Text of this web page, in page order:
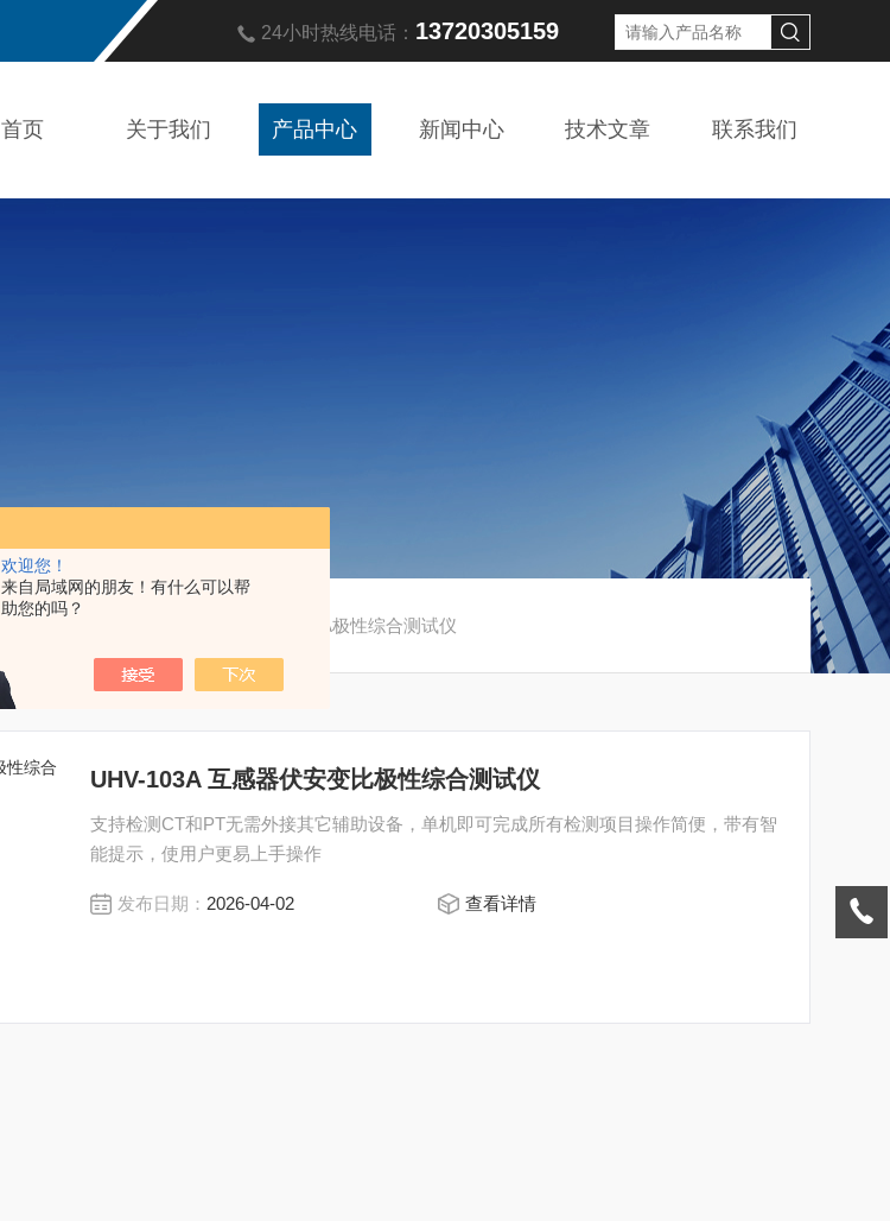
欢迎您！
来自局域网的朋友！有什么可以帮
助您的吗？
24小时热线电话： 13720305159
首页 关于我们 产品中心 新闻中心 技术文章 联系我们
UHV-103A极性综合测试仪
UHV-103A 互感器伏安变比极性综合测试仪
支持检测CT和PT无需外接其它辅助设备，单机即可完成所有检测项目操作简便，带有智
能提示，使用户更易上手操作
发布日期： 2026-04-02 查看详情